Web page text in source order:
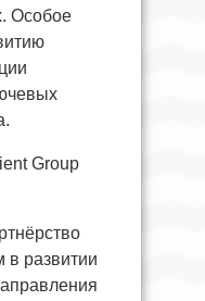
Особое
Group
в развитии